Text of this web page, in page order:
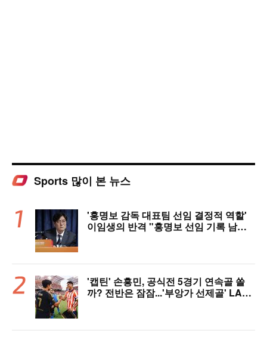
Sports 많이 본 뉴스
'홍명보 감독 대표팀 선임 결정적 역할'
이임생의 반격 "홍명보 선임 기록 남아
'캡틴' 손흥민, 공식전 5경기 연속골 쏠
까? 전반은 잠잠...'부앙가 선제골' LAF